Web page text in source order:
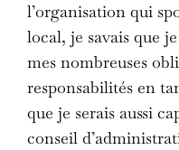
l’organisation qui
local, je savais que
mes nombreuses
responsabilités en
que je serais aussi
conseil